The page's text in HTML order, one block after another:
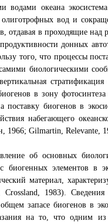
океана экосистема
олиготрофных вод и
отдавая в проходящие над
донных
того, что процессы
биологическими
в зону
биогенов в
набегающего
Gilmartin, Relevante,
об основных
биогенных элементов в
материал,
1983).
запасе биогенов в
на то, что одним